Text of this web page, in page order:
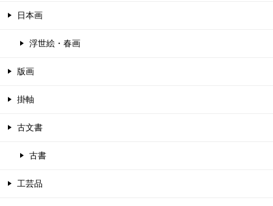
日本画
浮世絵・春画
版画
掛軸
古文書
古書
工芸品